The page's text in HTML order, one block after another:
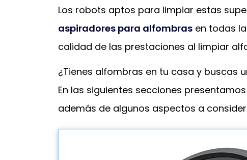
Los robots aptos para limpiar estas
aspiradores para alfombras en todas
calidad de las prestaciones al limpiar
¿Tienes alfombras en tu casa y buscas
En las siguientes secciones
además de algunos aspectos a